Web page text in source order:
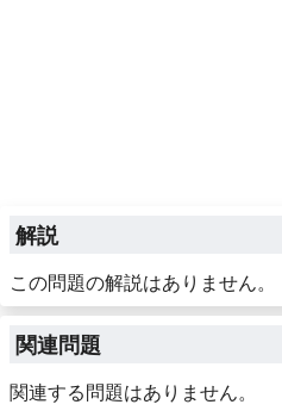
解説
この問題の解説はありません。
関連問題
関連する問題はありません。